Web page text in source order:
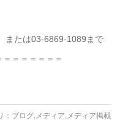
または03-6869-1089まで
＝＝＝＝＝＝
： ブログ メディア メディア掲載